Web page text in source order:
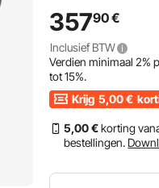
35790€
Inclusief BTW
Verdien minimaal2%
tot15%.
Krijg 5,00 €
5,00 €korting
bestellingen.